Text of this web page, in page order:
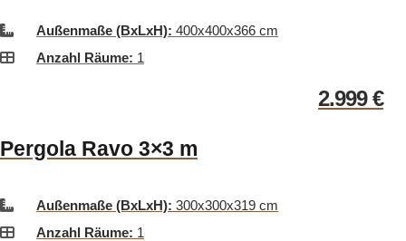
Außenmaße (BxLxH): 400x400x366 cm
Anzahl Räume: 1
2.999€
Pergola Ravo 3×3 m
Außenmaße (BxLxH): 300x300x319 cm
Anzahl Räume: 1